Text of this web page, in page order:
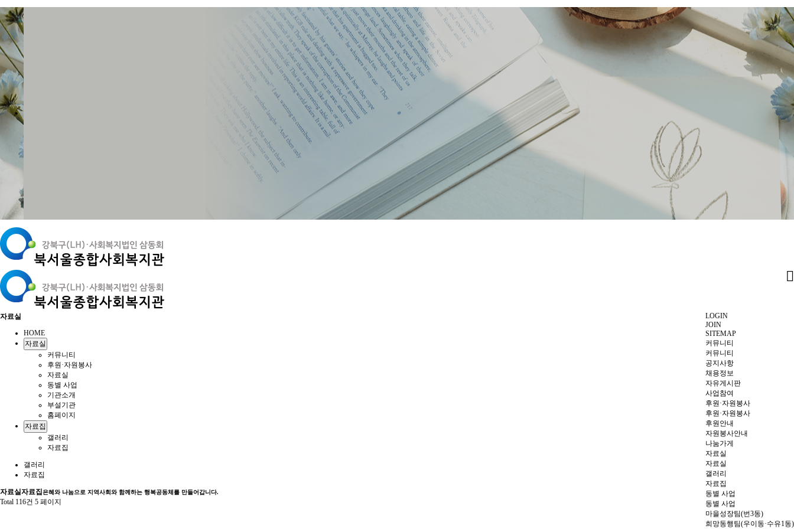
LOGIN
JOIN
SITEMAP
커뮤니티
커뮤니티
공지사항
채용정보
자유게시판
사업참여
후원·자원봉사
후원·자원봉사
후원안내
자원봉사안내
나눔가게
자료실
자료실
갤러리
자료집
동별 사업
동별 사업
마을성장팀(번3동)
희망동행팀(우이동·수유1동)
자료실
HOME
자료실
커뮤니티
후원·자원봉사
자료실
동별 사업
기관소개
부설기관
홈페이지
자료집
갤러리
자료집
갤러리
자료집
자료실자료집은혜와 나눔으로 지역사회와 함께하는 행복공동체를 만들어갑니다.
Total 116건 5 페이지